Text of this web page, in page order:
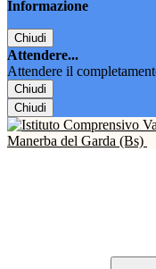
Informazione
Chiudi
Attendere...
Attendere il
Chiudi
Chiudi
Manerba del Garda (Bs)